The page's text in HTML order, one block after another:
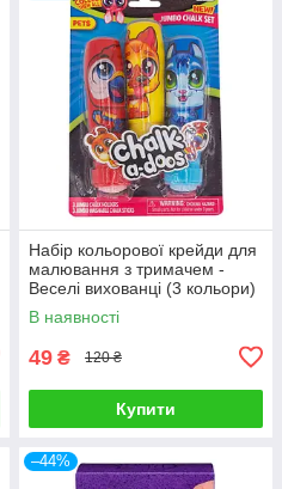
Набір кольорової крейди для
малювання з тримачем -
Веселі вихованці (3 кольори)
Scentos 13698
В наявності
49 ₴ 120 ₴
Купити
–44%